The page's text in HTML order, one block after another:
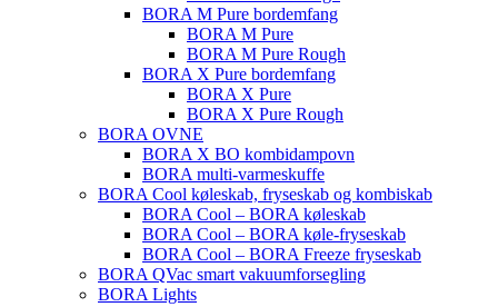
BORA M Pure bordemfang
BORA M Pure
BORA M Pure Rough
BORA X Pure bordemfang
BORA X Pure
BORA X Pure Rough
BORA OVNE
BORA X BO kombidampovn
BORA multi-varmeskuffe
BORA Cool køleskab, fryseskab og kombiskab
BORA Cool – BORA køleskab
BORA Cool – BORA køle-fryseskab
BORA Cool – BORA Freeze fryseskab
BORA QVac smart vakuumforsegling
BORA Lights